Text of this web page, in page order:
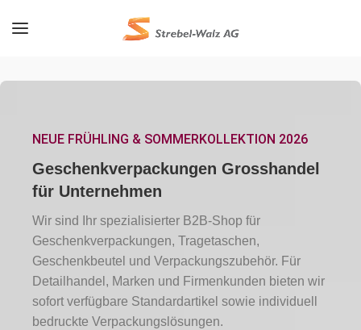
NEUE FRÜHLING & SOMMERKOLLEKTION 2026
Geschenkverpackungen Grosshandel
für Unternehmen
Wir sind Ihr spezialisierter B2B-Shop für
Geschenkverpackungen, Tragetaschen,
Geschenkbeutel und Verpackungszubehör. Für
Detailhandel, Marken und Firmenkunden bieten wir
sofort verfügbare Standardartikel sowie individuell
bedruckte Verpackungslösungen.